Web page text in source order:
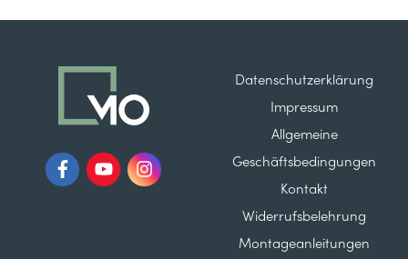
Datenschutzerklärung
Impressum
Allgemeine
Geschäftsbedingungen
Kontakt
Widerrufsbelehrung
Montageanleitungen